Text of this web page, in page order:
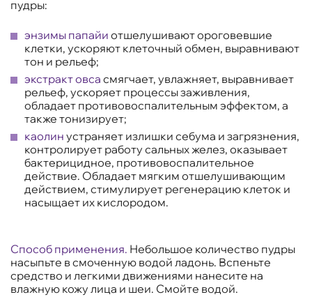
пудры:
энзимы папайи отшелушивают ороговевшие
клетки, ускоряют клеточный обмен, выравнивают
тон и рельеф;
экстракт овса смягчает, увлажняет, выравнивает
рельеф, ускоряет процессы заживления,
обладает противовоспалительным эффектом, а
также тонизирует;
каолин устраняет излишки себума и загрязнения,
контролирует работу сальных желез, оказывает
бактерицидное, противовоспалительное
действие. Обладает мягким отшелушивающим
действием, стимулирует регенерацию клеток и
насыщает их кислородом.
Способ применения. Небольшое количество пудры
насыпьте в смоченную водой ладонь. Вспеньте
средство и легкими движениями нанесите на
влажную кожу лица и шеи. Смойте водой.